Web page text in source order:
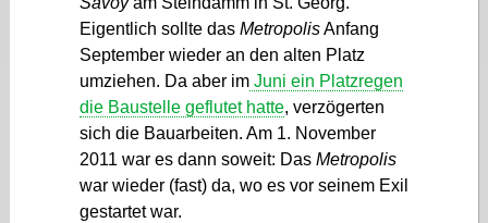
Eigentlich sollte das MetropolisAnfang
September wieder an den alten Platz
umziehen. Da aber imJuni ein Platzregen
die Baustelle geflutet hatte, verzögerten
sich die Bauarbeiten. Am 1. November
2011 war es dann soweit: Das Metropolis
war wieder (fast) da, wo es vor seinem Exil
gestartet war.